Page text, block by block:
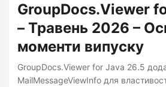
GroupDocs.Viewer
– Травень 2026 –
моменти випуску
GroupDocs.Viewer for Java 26.5
MailMessageViewInfo для